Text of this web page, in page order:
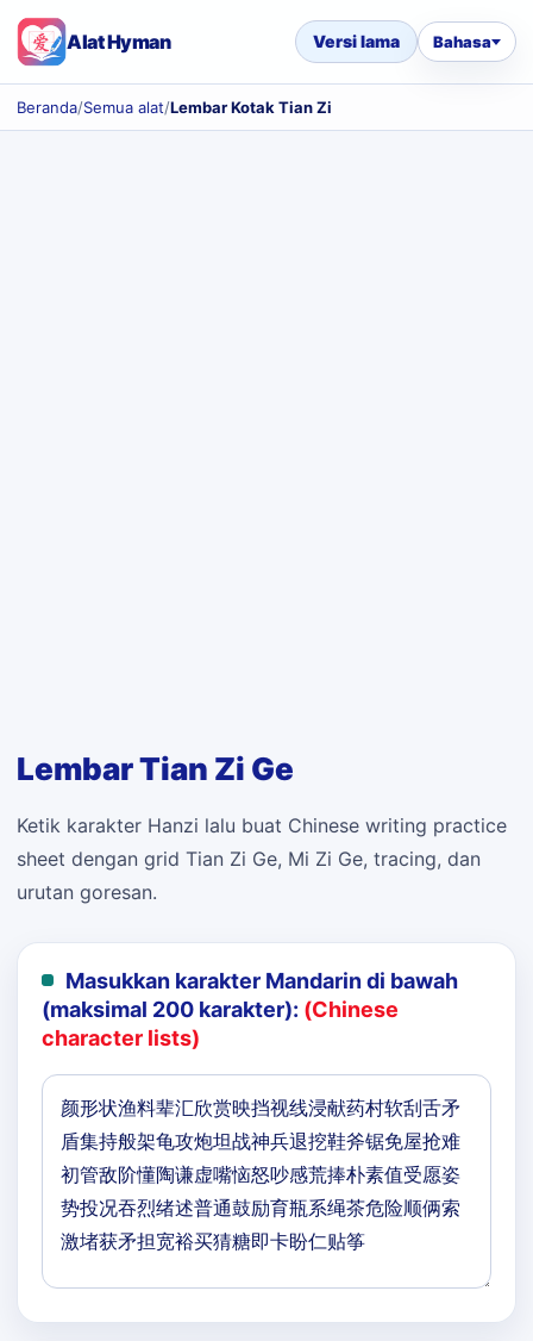
Alat Hyman Versi lama Bahasa
Beranda/Semua alat/Lembar Kotak Tian Zi
Lembar Tian Zi Ge
Ketik karakter Hanzi lalu buat Chinese writing practice
sheet dengan grid Tian Zi Ge, Mi Zi Ge, tracing, dan
urutan goresan.
Masukkan karakter Mandarin di bawah
(maksimal 200 karakter): (Chinese
character lists)